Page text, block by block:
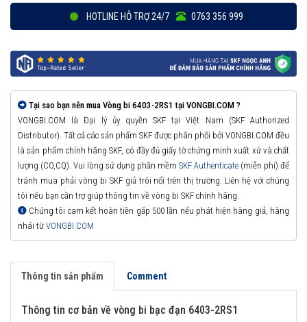
HOTLINE HỖ TRỢ 24/7 0763 356 999
Tại sao bạn nên mua Vòng bi 6403-2RS1 tại VONGBI.COM ?
VONGBI.COM là Đại lý ủy quyền SKF tại Việt Nam (SKF Authorized
Distributor). Tất cả các sản phẩm SKF được phân phối bởi VONGBI.COM đều
là sản phẩm chính hãng SKF, có đầy đủ giấy tờ chứng minh xuất xứ và chất
lượng (CO,CQ). Vui lòng sử dụng phần mềm SKF Authenticate (miễn phí) để
tránh mua phải vòng bi SKF giả trôi nổi trên thị trường. Liên hệ với chúng
tôi nếu bạn cần trợ giúp thông tin về vòng bi SKF chính hãng.
Chúng tôi cam kết hoàn tiền gấp 500 lần nếu phát hiện hàng giả, hàng
nhái từ VONGBI.COM
Thông tin sản phẩm Comment
Thông tin cơ bản về vòng bi bạc đạn 6403-2RS1